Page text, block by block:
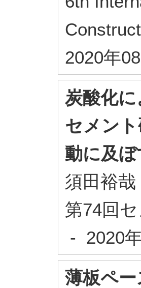
2020年
炭酸化
セメン
動に及
須田裕
第74回
- 2020
薄板ペ